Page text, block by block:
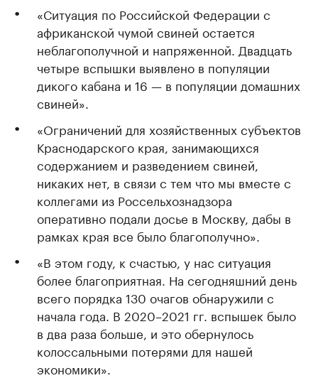
«Ситуация по Российской Федерации с
африканской чумой свиней остается
неблагополучной и напряженной. Двадцать
четыре вспышки выявлено в популяции
дикого кабана и 16 — в популяции домашних
свиней».
«Ограничений для хозяйственных субъектов
Краснодарского края, занимающихся
содержанием и разведением свиней,
никаких нет, в связи с тем что мы вместе с
коллегами из Россельхознадзора
оперативно подали досье в Москву, дабы в
рамках края все было благополучно».
«В этом году, к счастью, у нас ситуация
более благоприятная. На сегодняшний день
всего порядка 130 очагов обнаружили с
начала года. В 2020–2021 гг. вспышек было
в два раза больше, и это обернулось
колоссальными потерями для нашей
экономики».